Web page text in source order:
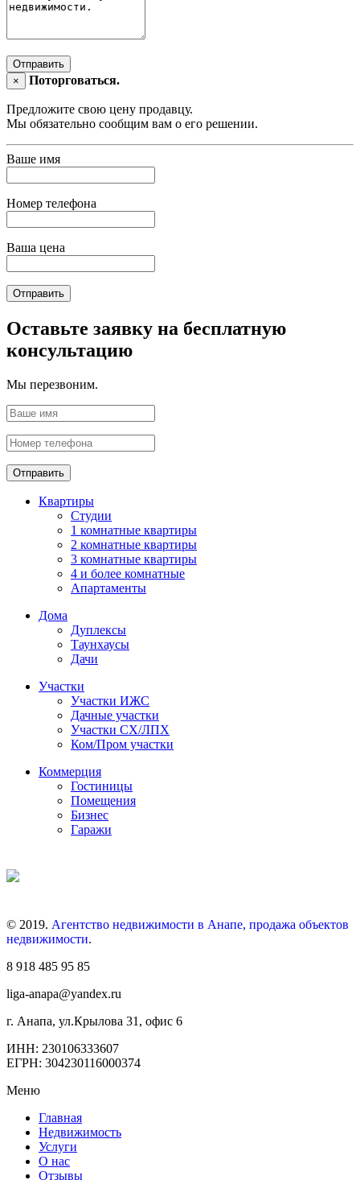
Отправить
×
Поторговаться.
Предложите свою цену продавцу.
Мы обязательно сообщим вам о его решении.
Ваше имя
Номер телефона
Ваша цена
Отправить
Оставьте заявку на бесплатную
консультацию
Мы перезвоним.
Отправить
Квартиры
Студии
1 комнатные квартиры
2 комнатные квартиры
3 комнатные квартиры
4 и более комнатные
Апартаменты
Дома
Дуплексы
Таунхаусы
Дачи
Участки
Участки ИЖС
Дачные участки
Участки СХ/ЛПХ
Ком/Пром участки
Коммерция
Гостиницы
Помещения
Бизнес
Гаражи
© 2019. Агентство недвижимости в Анапе, продажа объектов
недвижимости.
8 918 485 95 85
liga-anapa@yandex.ru
г. Анапа, ул.Крылова 31, офис 6
ИНН: 230106333607
ЕГРН: 304230116000374
Меню
Главная
Недвижимость
Услуги
О нас
Отзывы